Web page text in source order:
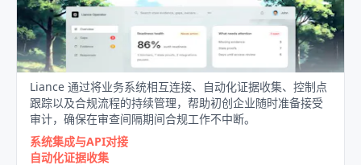
Liance 通过将业务系统相互连接、自动化证据收集、控制点
跟踪以及合规流程的持续管理，帮助初创企业随时准备接受
审计，确保在审查间隔期间合规工作不中断。
系统集成与API对接
自动化证据收集